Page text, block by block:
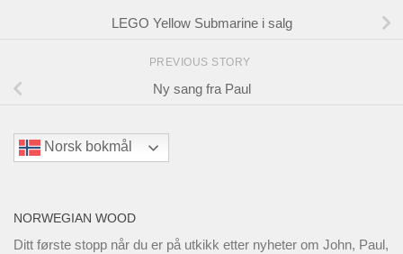
LEGO Yellow Submarine i salg
PREVIOUS STORY
Ny sang fra Paul
Norsk bokmål
NORWEGIAN WOOD
Ditt første stopp når du er på utkikk etter nyheter om John, Paul,